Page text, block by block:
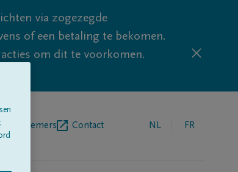
via zogezegde
of een betaling te bekomen.
om dit te voorkomen.
Contact NL FR